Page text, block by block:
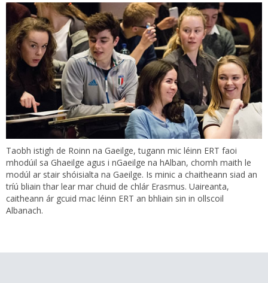
Taobh istigh de Roinn na Gaeilge, tugann mic léinn ERT faoi
mhodúil sa Ghaeilge agus i nGaeilge na hAlban, chomh maith le
modúl ar stair shóisialta na Gaeilge. Is minic a chaitheann siad an
tríú bliain thar lear mar chuid de chlár Erasmus. Uaireanta,
caitheann ár gcuid mac léinn ERT an bhliain sin in ollscoil
Albanach.